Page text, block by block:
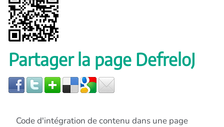
Partager la page DefreloJ
Code d'intégration de contenu dans une page